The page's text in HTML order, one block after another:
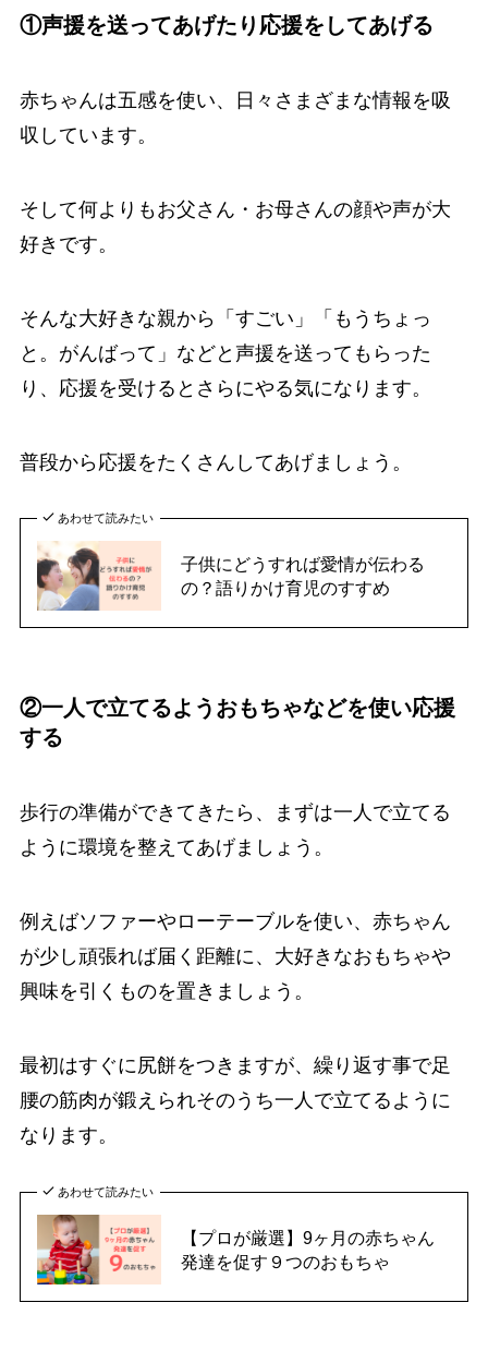
①声援を送ってあげたり応援をしてあげる
赤ちゃんは五感を使い、日々さまざまな情報を吸
収しています。
そして何よりもお父さん・お母さんの顔や声が大
好きです。
そんな大好きな親から「すごい」「もうちょっ
と。がんばって」などと声援を送ってもらった
り、応援を受けるとさらにやる気になります。
普段から応援をたくさんしてあげましょう。
あわせて読みたい
子供にどうすれば愛情が伝わる
の？語りかけ育児のすすめ
②一人で立てるようおもちゃなどを使い応援
する
歩行の準備ができてきたら、まずは一人で立てる
ように環境を整えてあげましょう。
例えばソファーやローテーブルを使い、赤ちゃん
が少し頑張れば届く距離に、大好きなおもちゃや
興味を引くものを置きましょう。
最初はすぐに尻餅をつきますが、繰り返す事で足
腰の筋肉が鍛えられそのうち一人で立てるように
なります。
あわせて読みたい
【プロが厳選】9ヶ月の赤ちゃん
発達を促す９つのおもちゃ